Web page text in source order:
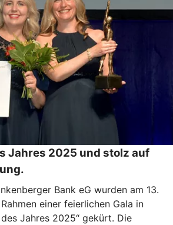
Jahres 2025 und stolz auf
Bank eG wurden am 13.
einer feierlichen Gala in
Jahres 2025“ gekürt. Die